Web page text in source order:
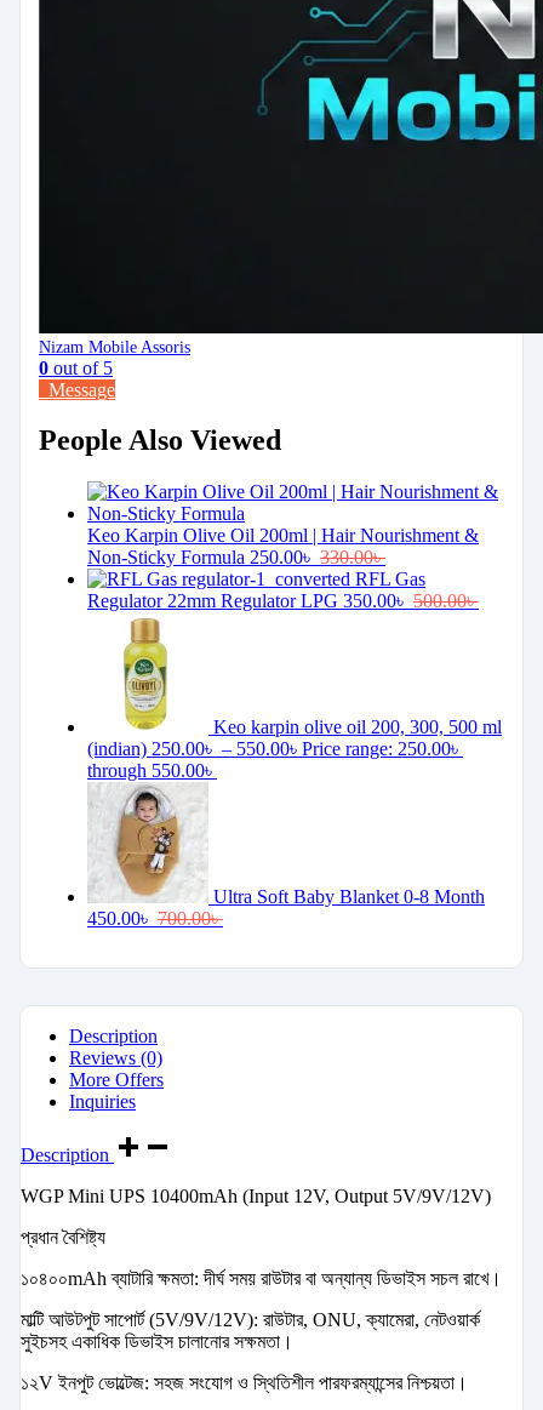
Nizam Mobile Assoris
0 out of 5
Message
People Also Viewed
Keo Karpin Olive Oil 200ml | Hair Nourishment &
Non-Sticky Formula 250.00৳ 330.00৳
RFL Gas
Regulator 22mm Regulator LPG 350.00৳ 500.00৳
Keo karpin olive oil 200, 300, 500 ml
(indian) 250.00৳ – 550.00৳ Price range: 250.00৳
through 550.00৳
Ultra Soft Baby Blanket 0-8 Month
450.00৳ 700.00৳
Description
Reviews (0)
More Offers
Inquiries
Description
WGP Mini UPS 10400mAh (Input 12V, Output 5V/9V/12V)
প্রধান বৈশিষ্ট্য
১০৪০০mAh ব্যাটারি ক্ষমতা: দীর্ঘ সময় রাউটার বা অন্যান্য ডিভাইস সচল রাখে।
মাল্টি আউটপুট সাপোর্ট (5V/9V/12V): রাউটার, ONU, ক্যামেরা, নেটওয়ার্ক
সুইচসহ একাধিক ডিভাইস চালানোর সক্ষমতা।
১২V ইনপুট ভোল্টেজ: সহজ সংযোগ ও স্থিতিশীল পারফরম্যান্সের নিশ্চয়তা।